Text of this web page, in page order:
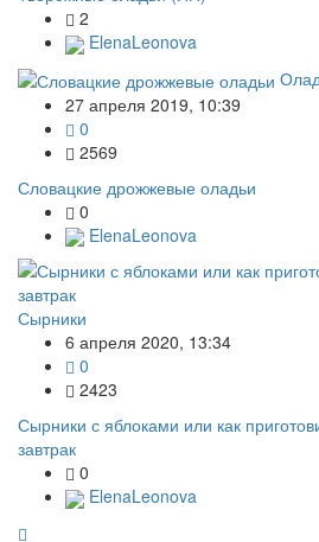
2
ElenaLeonova
27 апреля 2019, 10:39
0
2569
Словацкие дрожжевые оладьи
0
ElenaLeonova
Сырники
6 апреля 2020, 13:34
0
2423
Сырники с яблоками или как
завтрак
0
ElenaLeonova